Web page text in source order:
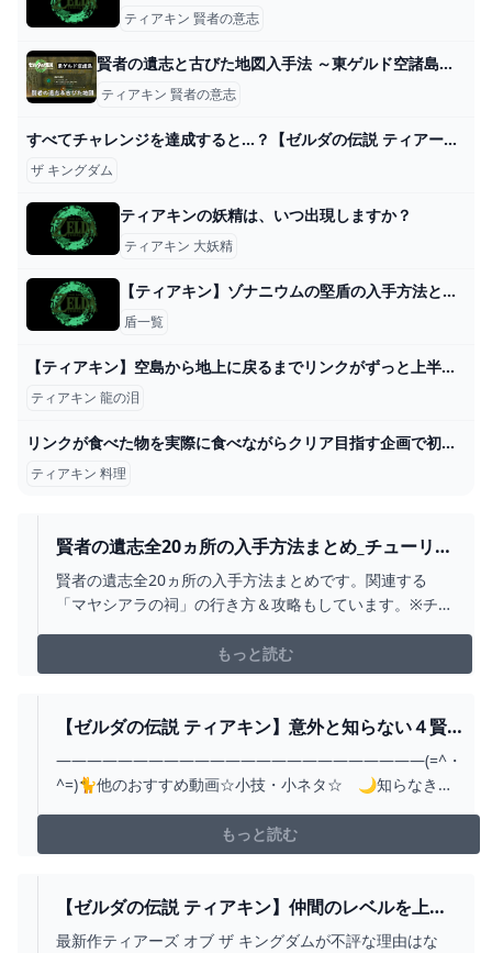
ティアキン 賢者の意志
賢者の遺志と古びた地図入手法 ～東ゲルド空諸島～【ティアキン攻略】 - YouTube
ティアキン 賢者の意志
すべてチャレンジを達成すると...？【ゼルダの伝説 ティアーズ オブ ザ キングダム】#18 - YouTube
ザ キングダム
ティアキンの妖精は、いつ出現しますか？
ティアキン 大妖精
【ティアキン】ゾナニウムの堅盾の入手方法と効果性能【ゼルダの伝説ティアーズオブザキングダム】
盾一覧
【ティアキン】空島から地上に戻るまでリンクがずっと上半身裸だったのは俺だけ？【ゼルダの伝説ティアーズオブザキングダム】
ティアキン 龍の泪
リンクが食べた物を実際に食べながらクリア目指す企画で初ライネルに挑んでみた！【ティアキン】【料理】【ゼルダの伝説ティアーズオブザキングダム】Part9 - YouTube
ティアキン 料理
賢者の遺志全20ヵ所の入手方法まとめ_チューリ、
ユン坊、シド、ルージュ、ミネルの強化方法_マヤ
シアラの祠行き方＆攻略【ゼルダの伝説ティアー
賢者の遺志全20ヵ所の入手方法まとめです。関連する
「マヤシアラの祠」の行き方＆攻略もしています。※チュ
目次0:00 オープニング0:10 概要2:00 賢者の遺志14:18 賢
者の遺志25:17 賢者の遺志36:35 賢者の遺志47:21 賢者の
もっと読む
【ゼルダの伝説 ティアキン】意外と知らない４賢
KINGDOM】 - YOUTUBE
――――――――――――――――――――――――(=^・
^=)🐈他のおすすめ動画☆小技・小ネタ☆ 🌙知らなきゃ
v=icRL_Fak54k 🌙誰でも簡単ライネル討伐！放置も可能
ティアキン式「対ライネル新戦法」 https://...
もっと読む
【ゼルダの伝説 ティアキン】仲間のレベルを上げ
て攻撃力を高める方法・賢者の意思の入手場所
最新作ティアーズ オブ ザ キングダムが不評な理由はな